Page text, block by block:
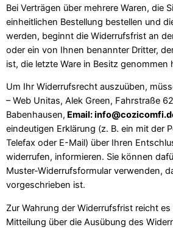
Bei Verträgen über mehrere Waren, die
einheitlichen Bestellung bestellen und
werden, beginnt die Widerrufsfrist an
oder ein von Ihnen benannter Dritter,
ist, die letzte Ware in Besitz genommen
Um Ihr Widerrufsrecht auszuüben,
– Web Unitas, Alek Green, Fahrstraße
Babenhausen, Email:
eindeutigen Erklärung (z. B. ein mit der
Telefax oder E-Mail) über Ihren
widerrufen, informieren. Sie können
Muster-Widerrufsformular verwenden,
vorgeschrieben ist.
Zur Wahrung der Widerrufsfrist reicht es
Mitteilung über die Ausübung des